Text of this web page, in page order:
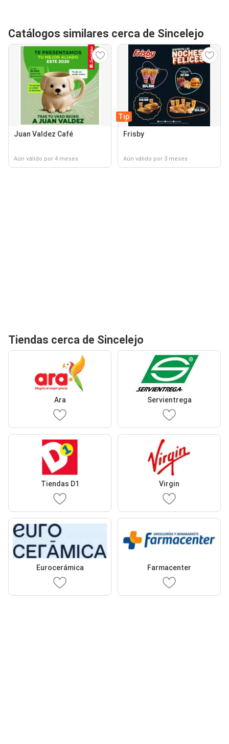
Catálogos similares cerca de Sincelejo
Juan Valdez Café
Aún válido por 4 meses
Tip
Frisby
Aún válido por 3 meses
Tiendas cerca de Sincelejo
Ara Servientrega
Tiendas D1 Virgin
Eurocerámica Farmacenter